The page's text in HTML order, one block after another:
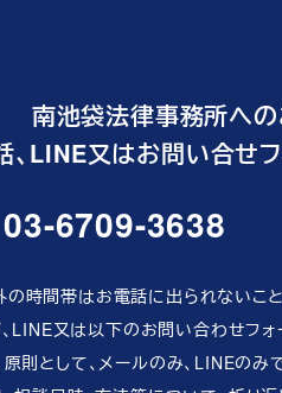
南池袋法律事務所への
、LINE又はお問い合せ
03-6709-3638
の時間帯はお電話に出られないこ
LINE又は以下のお問い合わせフォ
則として、メールのみ、LINEの